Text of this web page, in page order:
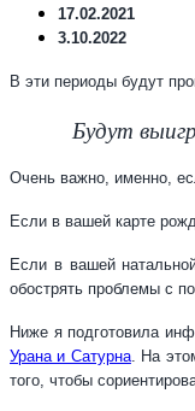
17.02.2021
3.10.2022
В эти периоды будут
Будут
Очень важно, именно,
Если в вашей карте
Если в вашей
обострять проблемы с
Ниже я подготовила
Урана и Сатурна. На
того, чтобы